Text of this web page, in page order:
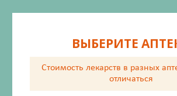
ВЫБЕРИТЕ
Стоимость лекарств в разных
отличаться